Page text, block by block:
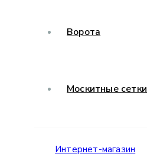
Ворота
Москитные сетки
Интернет-магазин